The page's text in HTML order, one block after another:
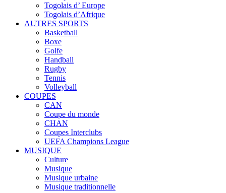
Togolais d’ Europe
Togolais d’Afrique
AUTRES SPORTS
Basketball
Boxe
Golfe
Handball
Rugby
Tennis
Volleyball
COUPES
CAN
Coupe du monde
CHAN
Coupes Interclubs
UEFA Champions League
MUSIQUE
Culture
Musique
Musique urbaine
Musique traditionnelle